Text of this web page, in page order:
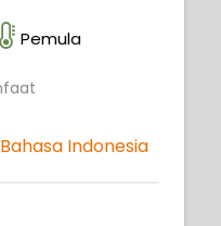
Pemula
Indonesia